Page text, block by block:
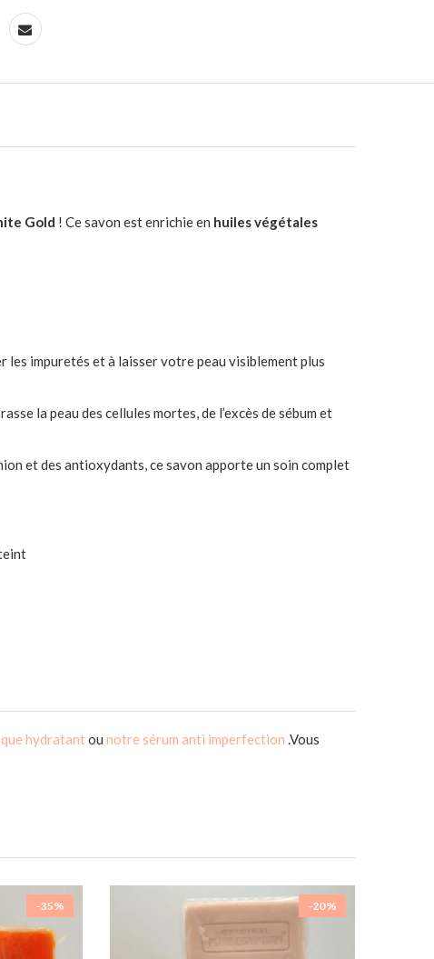
Gold ! Ce savon est enrichie en huiles végétales
les impuretés et à laisser votre peau visiblement plus
la peau des cellules mortes, de l’excès de sébum et
et des antioxydants, ce savon apporte un soin complet
hydratantou notre sérum anti imperfection .Vous
-35% -20%